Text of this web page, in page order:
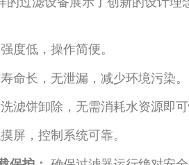
度低，操作简便。
命长，无泄漏，减少环境污染。
滤饼卸除，无需消耗水资源即
屏，控制系统可靠。